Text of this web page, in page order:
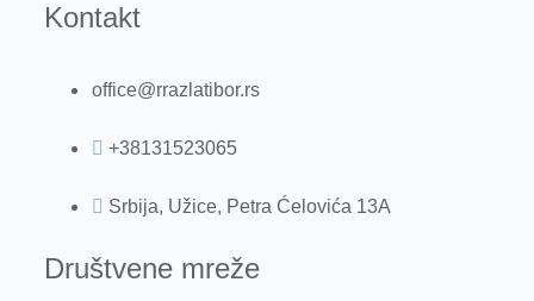
Kontakt
office@rrazlatibor.rs
+38131523065
Srbija, Užice, Petra Ćelovića 13A
Društvene mreže